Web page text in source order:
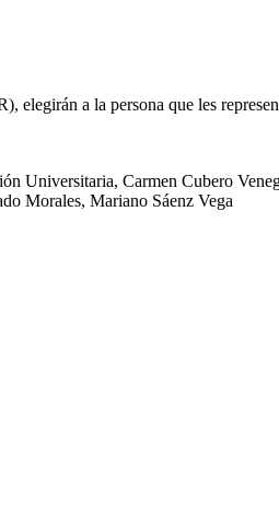
a la persona que les
Universitaria, Carmen Cubero
Morales, Mariano Sáenz Vega